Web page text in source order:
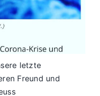
letzte
Freund und